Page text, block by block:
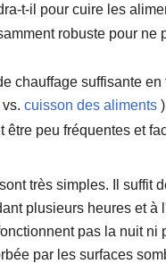
t-il pour cuire les
robuste pour ne
chauffage suffisante en
vs. cuisson des aliments
peu fréquentes et
très simples. Il suffit
plusieurs heures et à
pas la nuit ni
par les surfaces